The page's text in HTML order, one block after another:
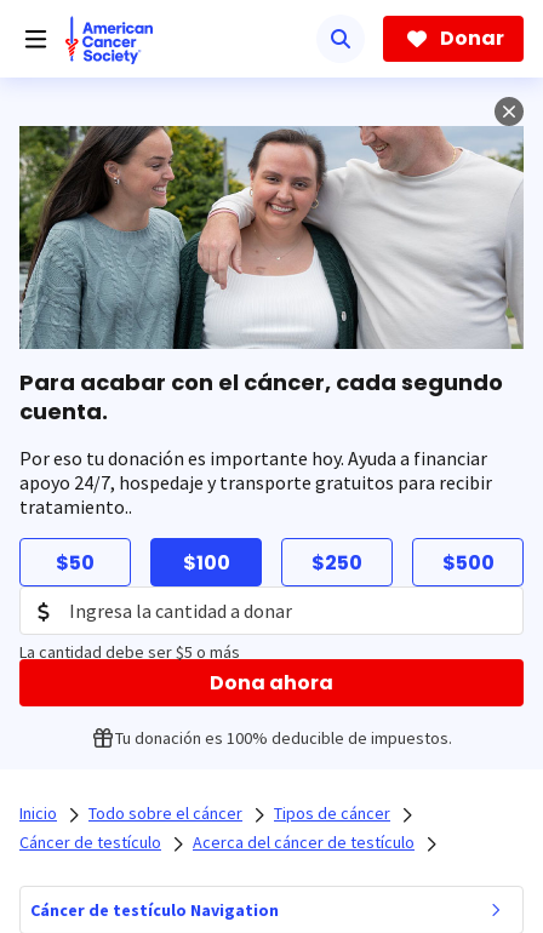
hacia
contenido
Donar
Para acabar con el cáncer, cada segundo
cuenta.
Por eso tu donación es importante hoy. Ayuda a financiar
apoyo 24/7, hospedaje y transporte gratuitos para recibir
tratamiento..
$50 $100 $250 $500
La cantidad debe ser $5 o más
Dona ahora
Tu donación es 100% deducible de impuestos.
Inicio Todo sobre el cáncer
Tipos de cáncer
Cáncer de testículo
Acerca del cáncer de testículo
Cáncer de testículo Navigation